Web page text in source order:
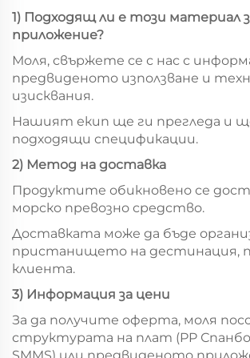
1) Подходящ ли е този материал
приложение?
Моля, свържете се с нас с
предвиденото използване и
изисквания.
Нашият екип ще ги прегледа и
подходящи спецификации.
2) Метод на доставка
Продуктите обикновено се
морско превозно средство.
Доставката може да бъде
пристанището на дестинация,
клиента.
3) Информация за цени
За да получите оферта, моля
структурата на плат (PP